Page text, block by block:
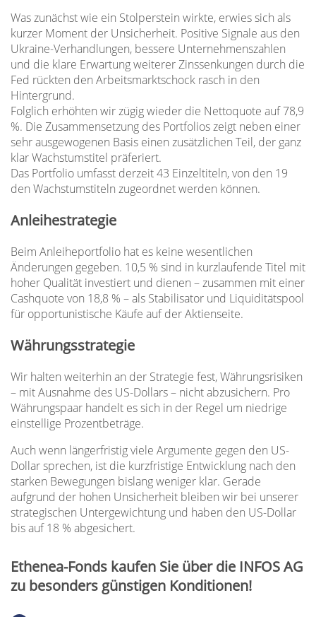
Was zunächst wie ein Stolperstein wirkte, erwies sich als
kurzer Moment der Unsicherheit. Positive Signale aus den
Ukraine-Verhandlungen, bessere Unternehmenszahlen
und die klare Erwartung weiterer Zinssenkungen durch die
Fed rückten den Arbeitsmarktschock rasch in den
Hintergrund.
Folglich erhöhten wir zügig wieder die Nettoquote auf 78,9
%. Die Zusammensetzung des Portfolios zeigt neben einer
sehr ausgewogenen Basis einen zusätzlichen Teil, der ganz
klar Wachstumstitel präferiert.
Das Portfolio umfasst derzeit 43 Einzeltiteln, von den 19
den Wachstumstiteln zugeordnet werden können.
Anleihestrategie
Beim Anleiheportfolio hat es keine wesentlichen
Änderungen gegeben. 10,5 % sind in kurzlaufende Titel mit
hoher Qualität investiert und dienen – zusammen mit einer
Cashquote von 18,8 % – als Stabilisator und Liquiditätspool
für opportunistische Käufe auf der Aktienseite.
Währungsstrategie
Wir halten weiterhin an der Strategie fest, Währungsrisiken
– mit Ausnahme des US-Dollars – nicht abzusichern. Pro
Währungspaar handelt es sich in der Regel um niedrige
einstellige Prozentbeträge.
Auch wenn längerfristig viele Argumente gegen den US-
Dollar sprechen, ist die kurzfristige Entwicklung nach den
starken Bewegungen bislang weniger klar. Gerade
aufgrund der hohen Unsicherheit bleiben wir bei unserer
strategischen Untergewichtung und haben den US-Dollar
bis auf 18 % abgesichert.
Ethenea-Fonds kaufen Sie über die INFOS AG
zu besonders günstigen Konditionen!